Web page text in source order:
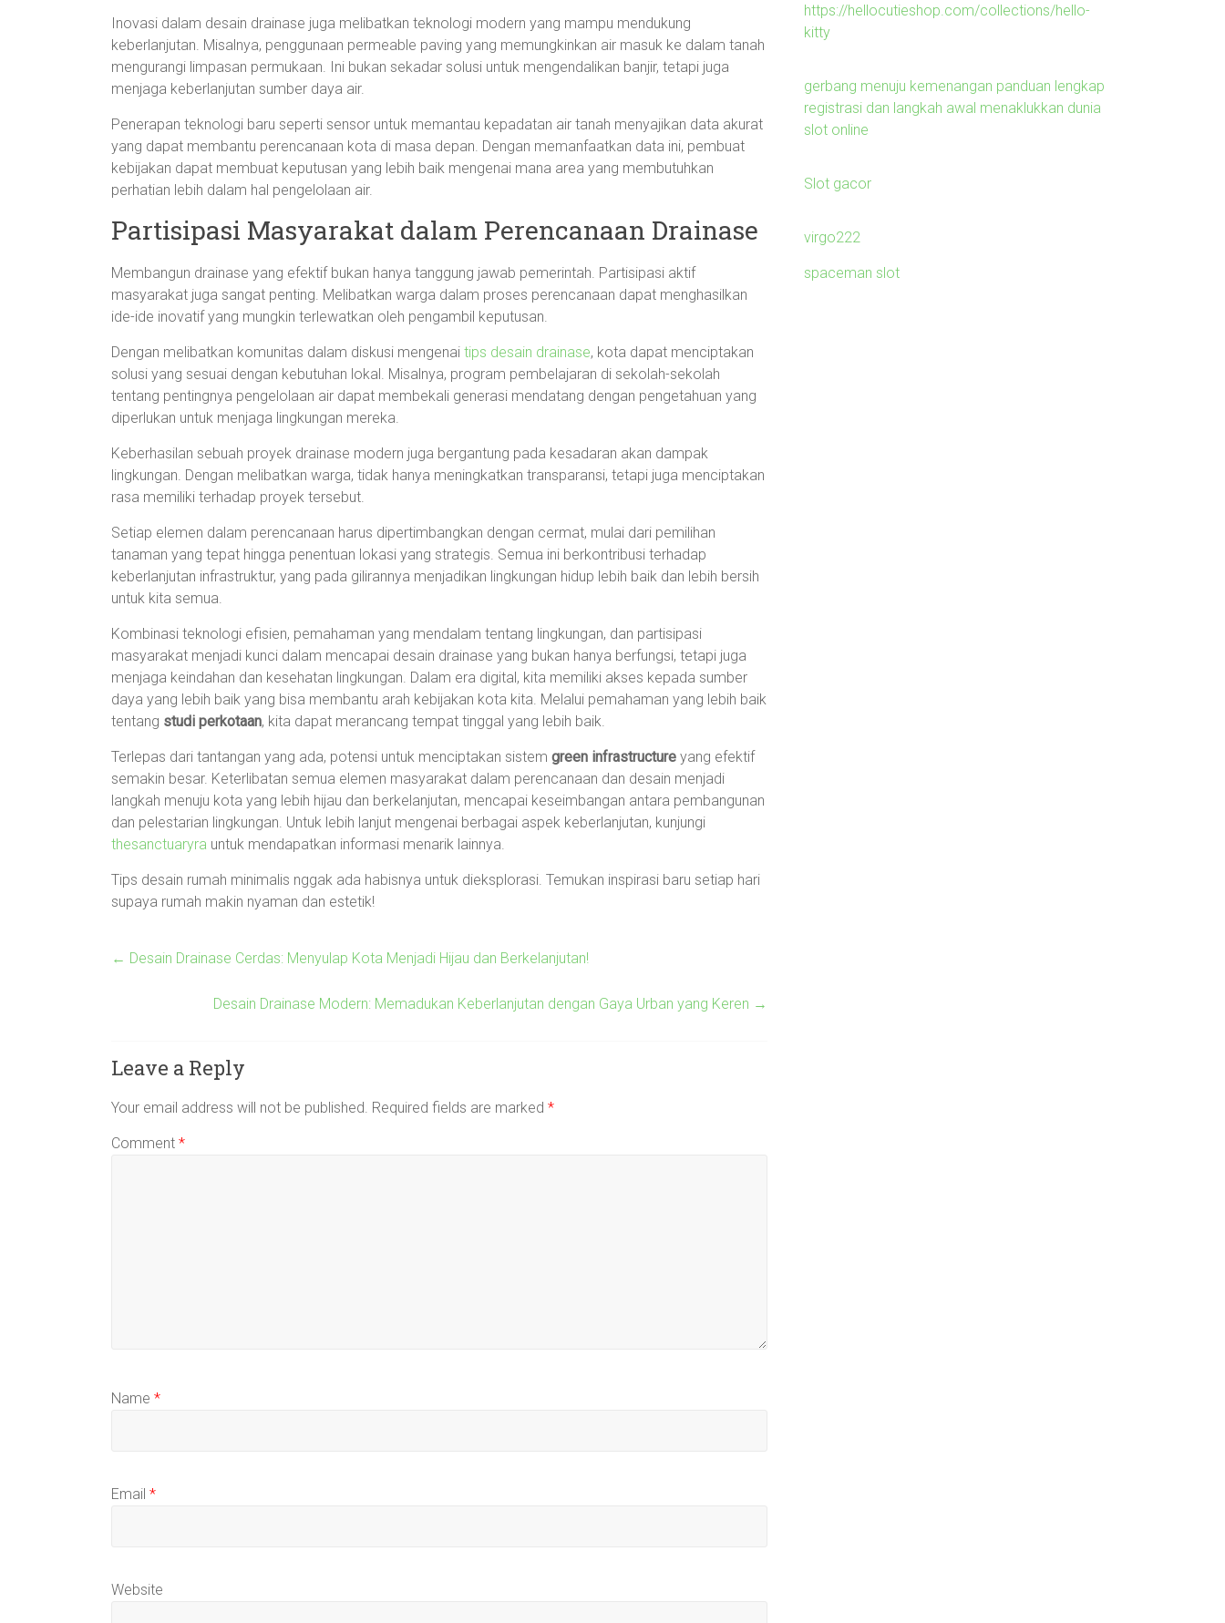
Inovasi dalam desain drainase juga melibatkan teknologi modern yang mampu mendukung
keberlanjutan. Misalnya, penggunaan permeable paving yang memungkinkan air masuk ke dalam tanah
mengurangi limpasan permukaan. Ini bukan sekadar solusi untuk mengendalikan banjir, tetapi juga
menjaga keberlanjutan sumber daya air.
Penerapan teknologi baru seperti sensor untuk memantau kepadatan air tanah menyajikan data akurat
yang dapat membantu perencanaan kota di masa depan. Dengan memanfaatkan data ini, pembuat
kebijakan dapat membuat keputusan yang lebih baik mengenai mana area yang membutuhkan
perhatian lebih dalam hal pengelolaan air.
Partisipasi Masyarakat dalam Perencanaan Drainase
Membangun drainase yang efektif bukan hanya tanggung jawab pemerintah. Partisipasi aktif
masyarakat juga sangat penting. Melibatkan warga dalam proses perencanaan dapat menghasilkan
ide-ide inovatif yang mungkin terlewatkan oleh pengambil keputusan.
Dengan melibatkan komunitas dalam diskusi mengenai tips desain drainase, kota dapat menciptakan
solusi yang sesuai dengan kebutuhan lokal. Misalnya, program pembelajaran di sekolah-sekolah
tentang pentingnya pengelolaan air dapat membekali generasi mendatang dengan pengetahuan yang
diperlukan untuk menjaga lingkungan mereka.
Keberhasilan sebuah proyek drainase modern juga bergantung pada kesadaran akan dampak
lingkungan. Dengan melibatkan warga, tidak hanya meningkatkan transparansi, tetapi juga menciptakan
rasa memiliki terhadap proyek tersebut.
Setiap elemen dalam perencanaan harus dipertimbangkan dengan cermat, mulai dari pemilihan
tanaman yang tepat hingga penentuan lokasi yang strategis. Semua ini berkontribusi terhadap
keberlanjutan infrastruktur, yang pada gilirannya menjadikan lingkungan hidup lebih baik dan lebih bersih
untuk kita semua.
Kombinasi teknologi efisien, pemahaman yang mendalam tentang lingkungan, dan partisipasi
masyarakat menjadi kunci dalam mencapai desain drainase yang bukan hanya berfungsi, tetapi juga
menjaga keindahan dan kesehatan lingkungan. Dalam era digital, kita memiliki akses kepada sumber
daya yang lebih baik yang bisa membantu arah kebijakan kota kita. Melalui pemahaman yang lebih baik
tentang studi perkotaan, kita dapat merancang tempat tinggal yang lebih baik.
Terlepas dari tantangan yang ada, potensi untuk menciptakan sistem green infrastructure yang efektif
semakin besar. Keterlibatan semua elemen masyarakat dalam perencanaan dan desain menjadi
langkah menuju kota yang lebih hijau dan berkelanjutan, mencapai keseimbangan antara pembangunan
dan pelestarian lingkungan. Untuk lebih lanjut mengenai berbagai aspek keberlanjutan, kunjungi
thesanctuaryra untuk mendapatkan informasi menarik lainnya.
Tips desain rumah minimalis nggak ada habisnya untuk dieksplorasi. Temukan inspirasi baru setiap hari
supaya rumah makin nyaman dan estetik!
← Desain Drainase Cerdas: Menyulap Kota Menjadi Hijau dan Berkelanjutan!
Desain Drainase Modern: Memadukan Keberlanjutan dengan Gaya Urban yang Keren →
Leave a Reply
Your email address will not be published. Required fields are marked *
Comment *
Name *
Email *
Website
https://hellocutieshop.com/collections/hello-
kitty
gerbang menuju kemenangan panduan lengkap
registrasi dan langkah awal menaklukkan dunia
slot online
Slot gacor
virgo222
spaceman slot